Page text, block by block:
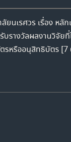
ยนเรศวร เรื่อง หลั
รางวัลผลงานวิจัยที่
รหรืออนุสิทธิบัตร [7